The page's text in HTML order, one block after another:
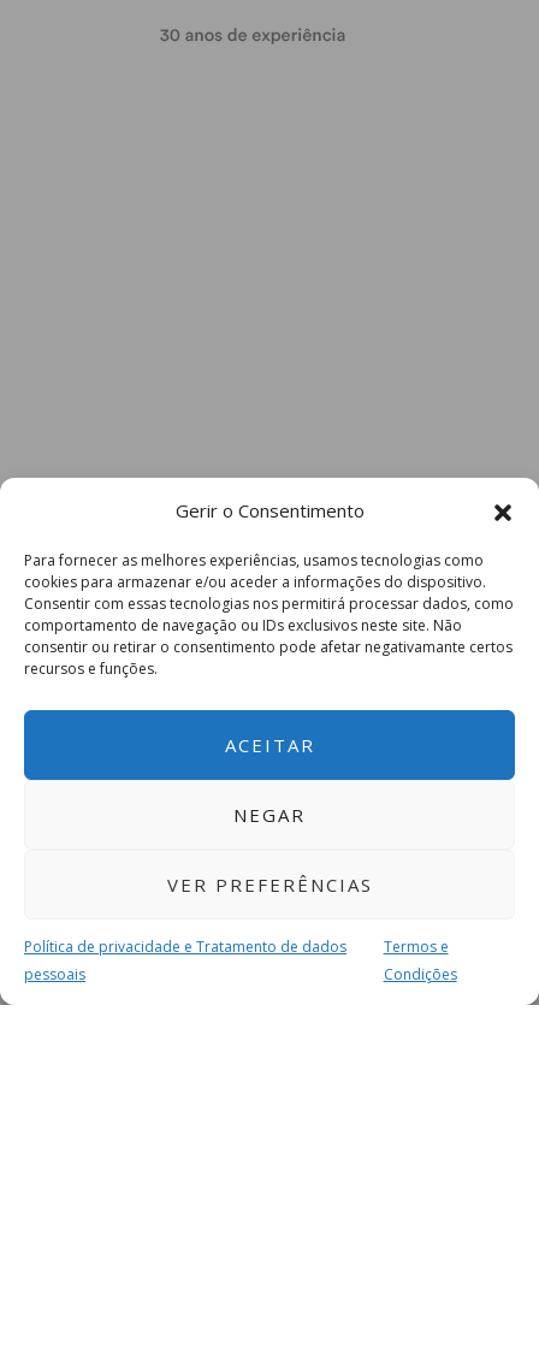
Gerir o Consentimento
Para fornecer as melhores experiências, usamos tecnologias como
cookies para armazenar e/ou aceder a informações do dispositivo.
Consentir com essas tecnologias nos permitirá processar dados, como
comportamento de navegação ou IDs exclusivos neste site. Não
consentir ou retirar o consentimento pode afetar negativamante certos
recursos e funções.
ACEITAR
NEGAR
VER PREFERÊNCIAS
Política de privacidade e Tratamento de dados
pessoais
Termos e
Condições